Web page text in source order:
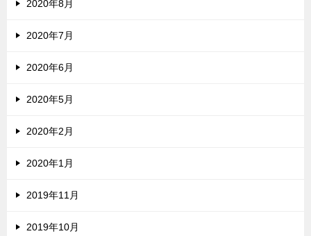
2020年8月
2020年7月
2020年6月
2020年5月
2020年2月
2020年1月
2019年11月
2019年10月